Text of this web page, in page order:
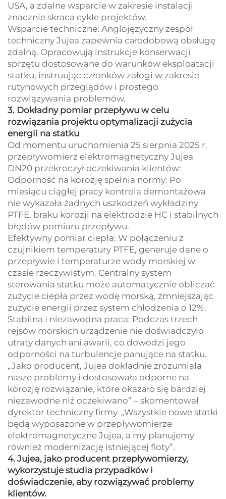
USA, a zdalne wsparcie w zakresie instalacji
znacznie skraca cykle projektów.
Wsparcie techniczne: Anglojęzyczny zespół
techniczny Jujea zapewnia całodobową obsługę
zdalną. Opracowują instrukcje konserwacji
sprzętu dostosowane do warunków eksploatacji
statku, instruując członków załogi w zakresie
rutynowych przeglądów i prostego
rozwiązywania problemów.
3. Dokładny pomiar przepływu w celu
rozwiązania projektu optymalizacji zużycia
energii na statku
Od momentu uruchomienia 25 sierpnia 2025 r.
przepływomierz elektromagnetyczny Jujea
DN20 przekroczył oczekiwania klientów:
Odporność na korozję spełnia normy: Po
miesiącu ciągłej pracy kontrola demontażowa
nie wykazała żadnych uszkodzeń wykładziny
PTFE, braku korozji na elektrodzie HC i stabilnych
błędów pomiaru przepływu.
Efektywny pomiar ciepła: W połączeniu z
czujnikiem temperatury PTFE, generuje dane o
przepływie i temperaturze wody morskiej w
czasie rzeczywistym. Centralny system
sterowania statku może automatycznie obliczać
zużycie ciepła przez wodę morską, zmniejszając
zużycie energii przez system chłodzenia o 12%.
Stabilna i niezawodna praca: Podczas trzech
rejsów morskich urządzenie nie doświadczyło
utraty danych ani awarii, co dowodzi jego
odporności na turbulencje panujące na statku.
„Jako producent, Jujea dokładnie zrozumiała
nasze problemy i dostosowała odporne na
korozję rozwiązanie, które okazało się bardziej
niezawodne niż oczekiwano” – skomentował
dyrektor techniczny firmy. „Wszystkie nowe statki
będą wyposażone w przepływomierze
elektromagnetyczne Jujea, a my planujemy
również modernizację istniejącej floty”.
4. Jujea, jako producent przepływomierzy,
wykorzystuje studia przypadków i
doświadczenie, aby rozwiązywać problemy
klientów.